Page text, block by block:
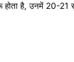
है, उनमें 20-21